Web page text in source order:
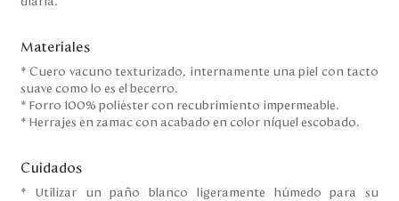
Materiales
* Cuero vacuno texturizado, internamente una piel con tacto
suave como lo es el becerro.
* Forro 100% poliéster con recubrimiento impermeable.
* Herrajes en zamac con acabado en color níquel escobado.
Cuidados
* Utilizar un paño blanco ligeramente húmedo para su